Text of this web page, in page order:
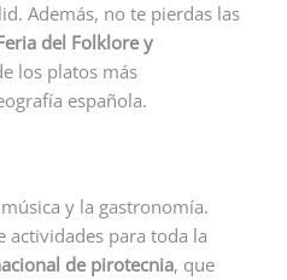
Además, no te pierdas las
del Folklore y
los platos más
española.
y la gastronomía.
actividades para toda la
de pirotecnia, que